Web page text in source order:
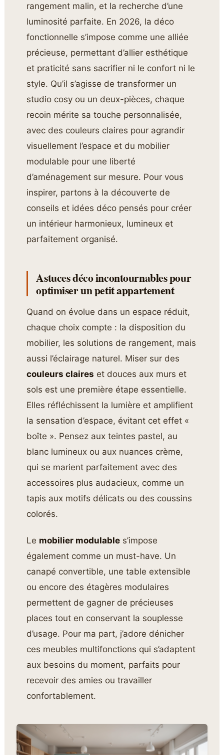
rangement malin, et la recherche d’une
luminosité parfaite. En 2026, la déco
fonctionnelle s’impose comme une alliée
précieuse, permettant d’allier esthétique
et praticité sans sacrifier ni le confort ni le
style. Qu’il s’agisse de transformer un
studio cosy ou un deux-pièces, chaque
recoin mérite sa touche personnalisée,
avec des couleurs claires pour agrandir
visuellement l’espace et du mobilier
modulable pour une liberté
d’aménagement sur mesure. Pour vous
inspirer, partons à la découverte de
conseils et idées déco pensés pour créer
un intérieur harmonieux, lumineux et
parfaitement organisé.
Astuces déco incontournables pour
optimiser un petit appartement
Quand on évolue dans un espace réduit,
chaque choix compte : la disposition du
mobilier, les solutions de rangement, mais
aussi l’éclairage naturel. Miser sur des
couleurs claires et douces aux murs et
sols est une première étape essentielle.
Elles réfléchissent la lumière et amplifient
la sensation d’espace, évitant cet effet «
boîte ». Pensez aux teintes pastel, au
blanc lumineux ou aux nuances crème,
qui se marient parfaitement avec des
accessoires plus audacieux, comme un
tapis aux motifs délicats ou des coussins
colorés.
Le mobilier modulable s’impose
également comme un must-have. Un
canapé convertible, une table extensible
ou encore des étagères modulaires
permettent de gagner de précieuses
places tout en conservant la souplesse
d’usage. Pour ma part, j’adore dénicher
ces meubles multifonctions qui s’adaptent
aux besoins du moment, parfaits pour
recevoir des amies ou travailler
confortablement.